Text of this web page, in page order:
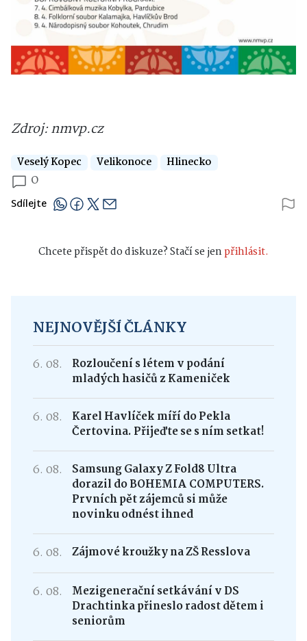
Zdroj: nmvp.cz
Veselý Kopec Velikonoce Hlinecko
0
Sdílejte
Chcete přispět do diskuze? Stačí se jenpřihlásit.
NEJNOVĚJŠÍ ČLÁNKY
6. 08.
Rozloučení s létem v podání
mladých hasičů z Kameniček
6. 08.
Karel Havlíček míří do Pekla
Čertovina. Přijeďte se s ním setkat!
6. 08.
Samsung Galaxy Z Fold8 Ultra
dorazil do BOHEMIA COMPUTERS.
Prvních pět zájemců si může
novinku odnést ihned
6. 08. Zájmové kroužky na ZŠ Resslova
6. 08.
Mezigenerační setkávání v DS
Drachtinka přineslo radost dětem i
seniorům